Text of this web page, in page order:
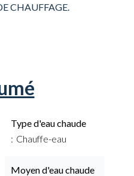
CHAUFFAGE.
Type d'eau chaude
Chauffe-eau
Moyen d'eau chaude